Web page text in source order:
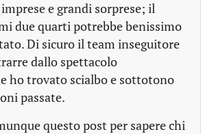
e grandi sorprese; il
due quarti potrebbe benissimo
Di sicuro il team inseguitore
dallo spettacolo
ho trovato scialbo e sottotono
passate.
questo post per sapere chi